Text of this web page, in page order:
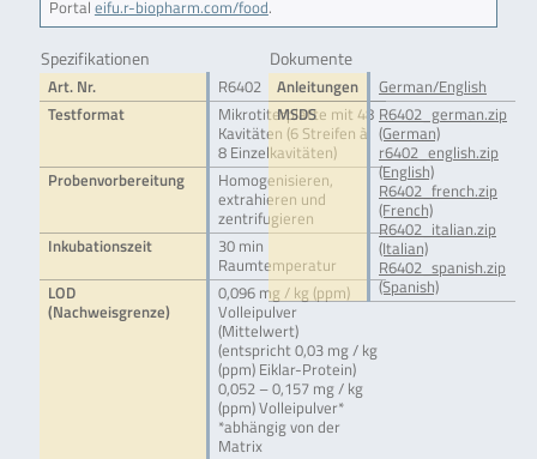
Portal eifu.r-biopharm.com/food.
Spezifikationen
Art. Nr.
R6402
Testformat
Mikrotiterplatte mit 48
Kavitäten (6 Streifen à
8 Einzelkavitäten)
Probenvorbereitung
Homogenisieren,
extrahieren und
zentrifugieren
Inkubationszeit
30 min
Raumtemperatur
LOD
(Nachweisgrenze)
0,096 mg / kg (ppm)
Volleipulver
(Mittelwert)
(entspricht 0,03 mg / kg
(ppm) Eiklar-Protein)
0,052 – 0,157 mg / kg
(ppm) Volleipulver*
*abhängig von der
Matrix
Dokumente
Anleitungen
German/English
MSDS
R6402_german.zip
(German)
r6402_english.zip
(English)
R6402_french.zip
(French)
R6402_italian.zip
(Italian)
R6402_spanish.zip
(Spanish)